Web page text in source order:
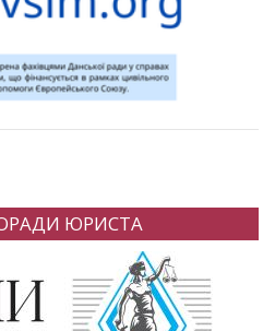
ЮРИСТА